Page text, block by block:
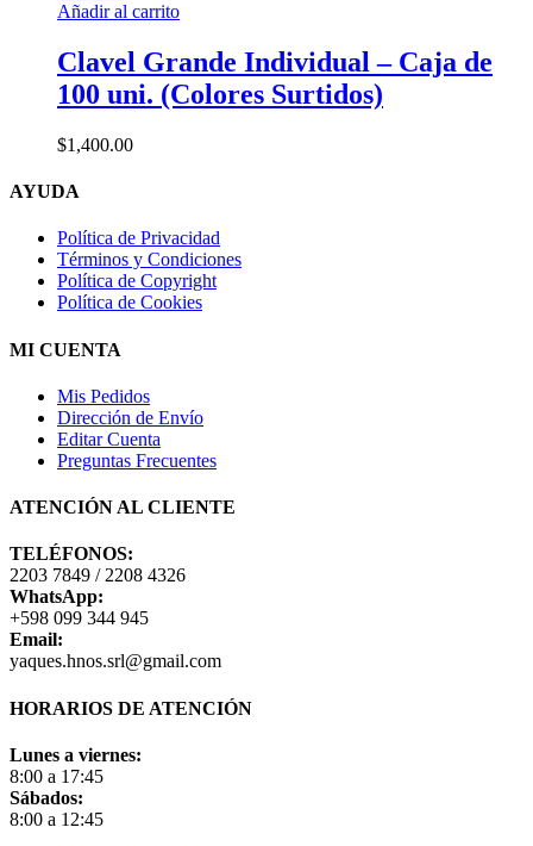
la
página
de
producto
hasta
$1,400.00
Añadir al carrito
Clavel Grande Individual – Caja de
100 uni. (Colores Surtidos)
$1,400.00
AYUDA
Política de Privacidad
Términos y Condiciones
Política de Copyright
Política de Cookies
MI CUENTA
Mis Pedidos
Dirección de Envío
Editar Cuenta
Preguntas Frecuentes
ATENCIÓN AL CLIENTE
TELÉFONOS:
2203 7849 / 2208 4326
WhatsApp:
+598 099 344 945
Email:
yaques.hnos.srl@gmail.com
HORARIOS DE ATENCIÓN
Lunes a viernes:
8:00 a 17:45
Sábados:
8:00 a 12:45